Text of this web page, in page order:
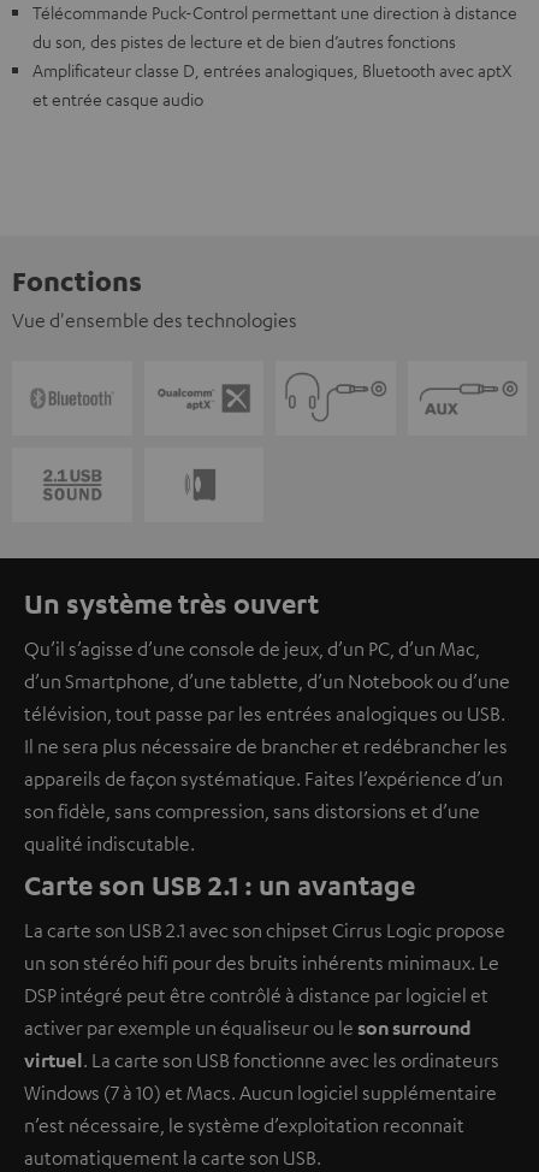
Télécommande Puck-Control permettant une direction à distance
du son, des pistes de lecture et de bien d’autres fonctions
Amplificateur classe D, entrées analogiques, Bluetooth avec aptX
et entrée casque audio
Fonctions
Vue d'ensemble des technologies
Un système très ouvert
Qu’il s’agisse d’une console de jeux, d’un PC, d’un Mac,
d’un Smartphone, d’une tablette, d’un Notebook ou d’une
télévision, tout passe par les entrées analogiques ou USB.
Il ne sera plus nécessaire de brancher et redébrancher les
appareils de façon systématique. Faites l’expérience d’un
son fidèle, sans compression, sans distorsions et d’une
qualité indiscutable.
Carte son USB 2.1 : un avantage
La carte son USB 2.1 avec son chipset Cirrus Logic propose
un son stéréo hifi pour des bruits inhérents minimaux. Le
DSP intégré peut être contrôlé à distance par logiciel et
activer par exemple un équaliseur ou le son surround
virtuel. La carte son USB fonctionne avec les ordinateurs
Windows (7 à 10) et Macs. Aucun logiciel supplémentaire
n’est nécessaire, le système d’exploitation reconnait
automatiquement la carte son USB.